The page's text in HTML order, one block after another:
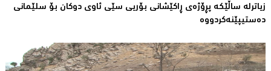
زیاترلە ساڵێکە پڕۆژەی ڕاكێشانی بۆریی سێی ئاوی دوكان بۆ سلێمانی
دەستیپێنەکردووە